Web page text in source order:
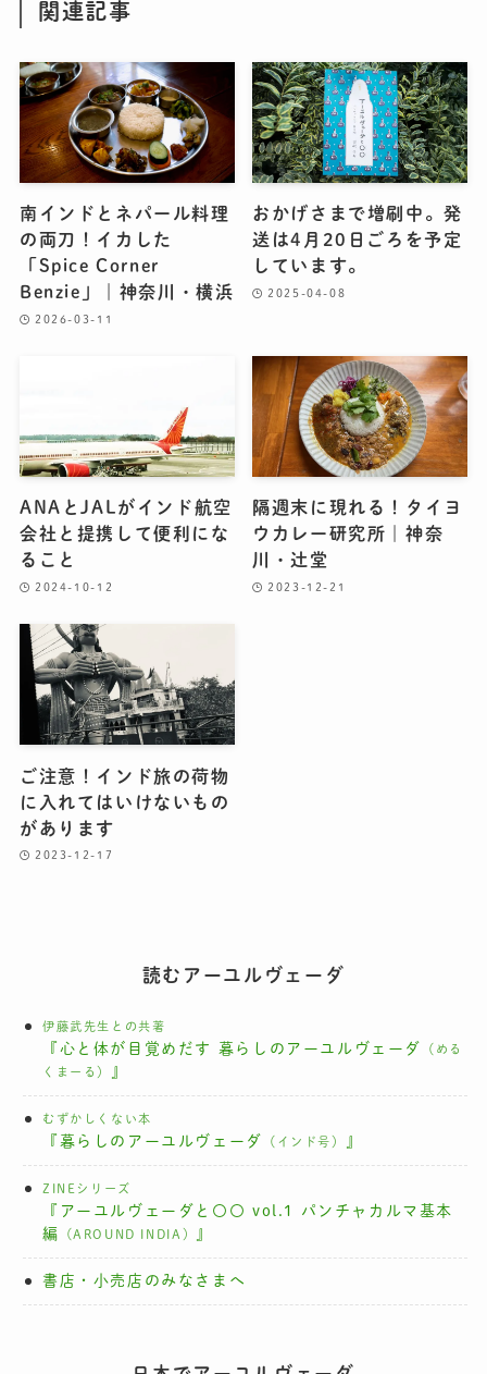
関連記事
南インドとネパール料理
の両刀！イカした
「Spice Corner
Benzie」｜神奈川・横浜
2026-03-11
おかげさまで増刷中。発
送は4月20日ごろを予定
しています。
2025-04-08
ANAとJALがインド航空
会社と提携して便利にな
ること
2024-10-12
隔週末に現れる！タイヨ
ウカレー研究所｜神奈
川・辻堂
2023-12-21
ご注意！インド旅の荷物
に入れてはいけないもの
があります
2023-12-17
読むアーユルヴェーダ
伊藤武先生との共著
『心と体が目覚めだす 暮らしのアーユルヴェーダ
（める
くまーる）
』
むずかしくない本
『暮らしのアーユルヴェーダ （インド号） 』
ZINEシリーズ
『アーユルヴェーダと〇〇 vol.1 パンチャカルマ基本
編
（AROUND INDIA） 』
書店・小売店のみなさまへ